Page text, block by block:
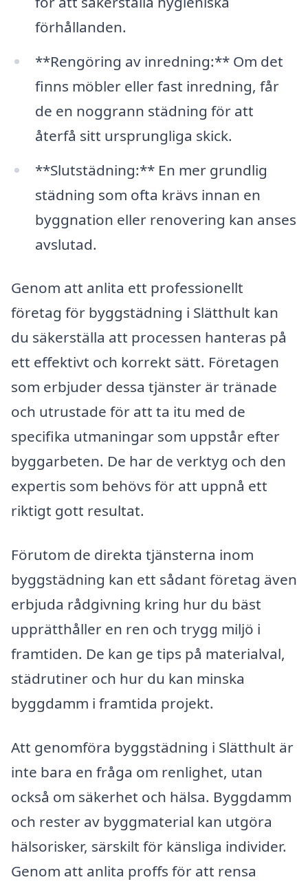
förhållanden.
**Rengöring av inredning:** Om det
finns möbler eller fast inredning, får
de en noggrann städning för att
återfå sitt ursprungliga skick.
**Slutstädning:** En mer grundlig
städning som ofta krävs innan en
byggnation eller renovering kan anses
avslutad.
Genom att anlita ett professionellt
företag för byggstädning i Slätthult kan
du säkerställa att processen hanteras på
ett effektivt och korrekt sätt. Företagen
som erbjuder dessa tjänster är tränade
och utrustade för att ta itu med de
specifika utmaningar som uppstår efter
byggarbeten. De har de verktyg och den
expertis som behövs för att uppnå ett
riktigt gott resultat.
Förutom de direkta tjänsterna inom
byggstädning kan ett sådant företag även
erbjuda rådgivning kring hur du bäst
upprätthåller en ren och trygg miljö i
framtiden. De kan ge tips på materialval,
städrutiner och hur du kan minska
byggdamm i framtida projekt.
Att genomföra byggstädning i Slätthult är
inte bara en fråga om renlighet, utan
också om säkerhet och hälsa. Byggdamm
och rester av byggmaterial kan utgöra
hälsorisker, särskilt för känsliga individer.
Genom att anlita proffs för att rensa